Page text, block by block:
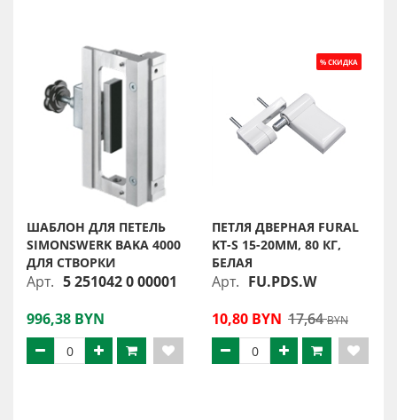
ШАБЛОН ДЛЯ ПЕТЕЛЬ
SIMONSWERK BAKA 4000
ДЛЯ СТВОРКИ
Арт. 5 251042 0 00001
996,38 BYN
ПЕТЛЯ ДВЕРНАЯ FURAL
KT-S 15-20ММ, 80 КГ,
БЕЛАЯ
Арт. FU.PDS.W
10,80 BYN 17,64BYN